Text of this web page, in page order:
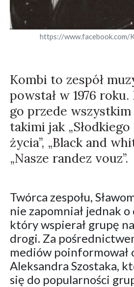
https://www.facebook.com/
Kombi to zespół
powstał w 1976
go przede
takimi jak „Słodkiego
życia”, „Black and
„Nasze randez vouz”.
Twórca zespołu,
nie zapomniał jednak o
który wspierał grupę
drogi. Za
mediów poinformował
Aleksandra Szostaka,
się do popularności